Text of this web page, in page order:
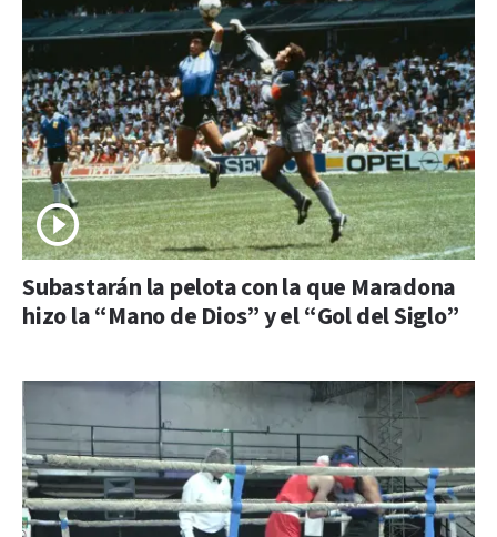
Subastarán la pelota con la que Maradona
hizo la “Mano de Dios” y el “Gol del Siglo”